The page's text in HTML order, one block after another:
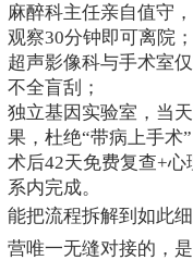
麻醉科主任亲自值守
观察30分钟即可离院；
超声影像科与手术室
不全盲刮；
独立基因实验室，当
果，杜绝“带病上手术”
术后42天免费复查+
系内完成。
能把流程拆解到如此
营唯一无缝对接的，